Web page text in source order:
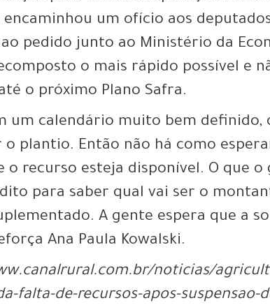
encaminhou um ofício aos
pedido junto ao Ministério da
o mais rápido possível e
o próximo Plano Safra.
um calendário muito bem
plantio. Então não há como
o recurso esteja disponível. O que
para saber qual vai ser o
A gente espera que a
Ana Paula Kowalski.
noticias/
falta-de-recursos-apos-